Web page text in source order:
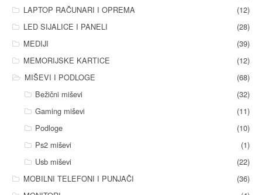
LAPTOP RAČUNARI I OPREMA
(12)
LED SIJALICE I PANELI
(28)
MEDIJI
(39)
MEMORIJSKE KARTICE
(12)
MIŠEVI I PODLOGE
(68)
Bežični miševi
(32)
Gaming miševi
(11)
Podloge
(10)
Ps2 miševi
(1)
Usb miševi
(22)
MOBILNI TELEFONI I PUNJAČI
(36)